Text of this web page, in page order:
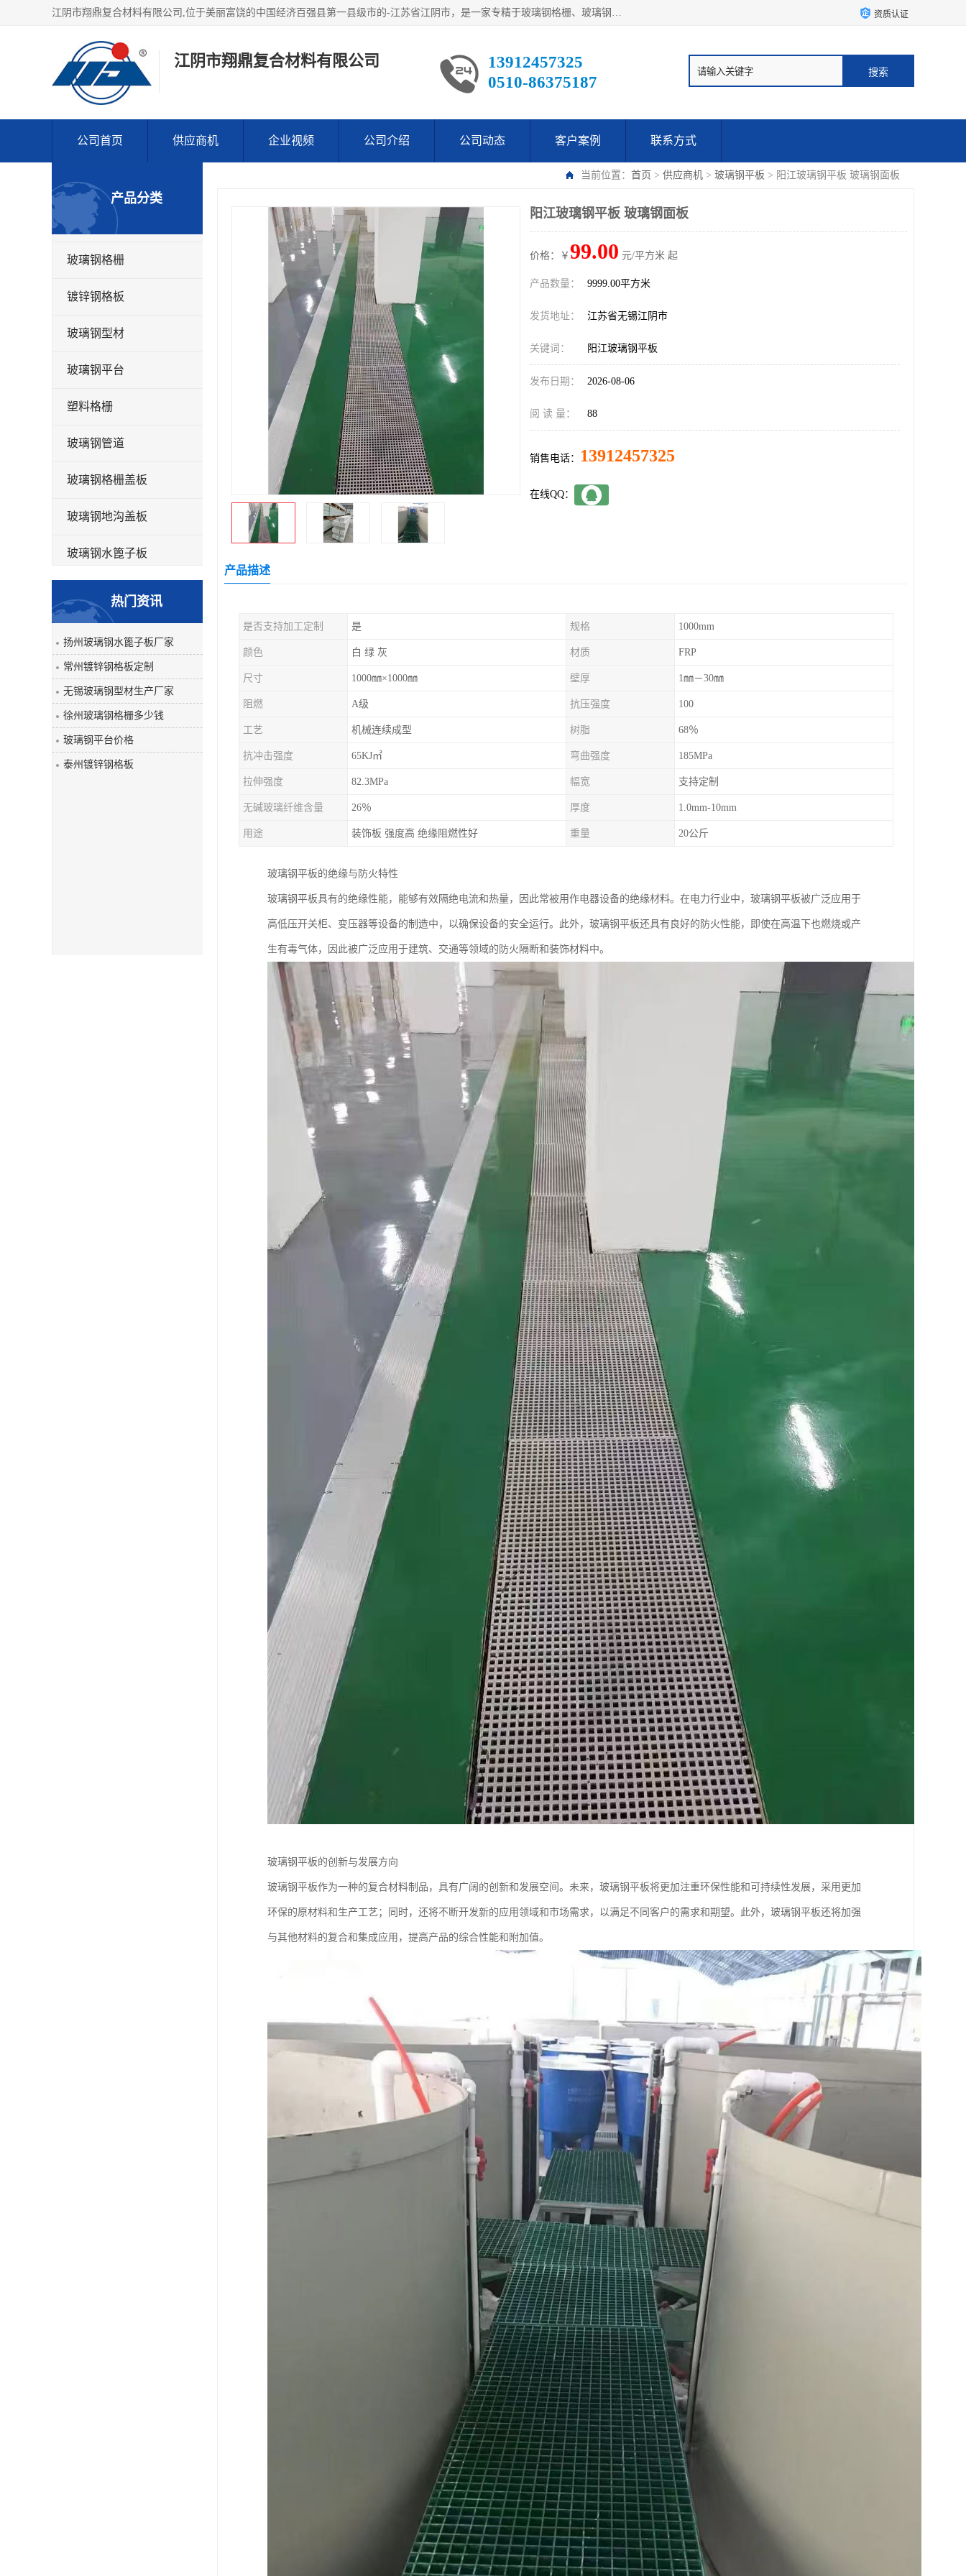
江阴市翔鼎复合材料有限公司,位于美丽富饶的中国经济百强县第一县级市的-江苏省江阴市，是一家专精于玻璃钢格栅、玻璃钢新材料,镀锌钢格板，机械设备生产制造及研发的科技型企业；公司产品已销往了世界多个国家和地区，公司人决心加倍努力愿与广大社会同仁精诚合作共创辉煌！ 资质认证
江阴市翔鼎复合材料有限公司
13912457325
0510-86375187
公司首页 供应商机 企业视频 公司介绍 公司动态 客户案例 联系方式
当前位置： 首页 > 供应商机 > 玻璃钢平板 > 阳江玻璃钢平板 玻璃钢面板
产品分类
玻璃钢格栅
镀锌钢格板
玻璃钢型材
玻璃钢平台
塑料格栅
玻璃钢管道
玻璃钢格栅盖板
玻璃钢地沟盖板
玻璃钢水篦子板
玻璃钢平板
玻璃钢盖板
热门资讯
扬州玻璃钢水篦子板厂家
常州镀锌钢格板定制
无锡玻璃钢型材生产厂家
徐州玻璃钢格栅多少钱
玻璃钢平台价格
泰州镀锌钢格板
阳江玻璃钢平板 玻璃钢面板
价格：￥ 99.00 元/平方米 起
产品数量： 9999.00平方米
发货地址： 江苏省无锡江阴市
关键词： 阳江玻璃钢平板
发布日期： 2026-08-06
阅 读 量： 88
销售电话： 13912457325
在线QQ：
产品描述
是否支持加工定制 是 规格 1000mm
颜色 白 绿 灰 材质 FRP
尺寸 1000㎜×1000㎜ 壁厚 1㎜－30㎜
阻燃 A级 抗压强度 100
工艺 机械连续成型 树脂 68％
抗冲击强度 65KJ㎡ 弯曲强度 185MPa
拉伸强度 82.3MPa 幅宽 支持定制
无碱玻璃纤维含量 26％ 厚度 1.0mm-10mm
用途 装饰板 强度高 绝缘阻燃性好 重量 20公斤
玻璃钢平板的绝缘与防火特性
玻璃钢平板具有的绝缘性能，能够有效隔绝电流和热量，因此常被用作电器设备的绝缘材料。在电力行业中，玻璃钢平板被广泛应用于
高低压开关柜、变压器等设备的制造中，以确保设备的安全运行。此外，玻璃钢平板还具有良好的防火性能，即使在高温下也燃烧或产
生有毒气体，因此被广泛应用于建筑、交通等领域的防火隔断和装饰材料中。
玻璃钢平板的创新与发展方向
玻璃钢平板作为一种的复合材料制品，具有广阔的创新和发展空间。未来，玻璃钢平板将更加注重环保性能和可持续性发展，采用更加
环保的原材料和生产工艺；同时，还将不断开发新的应用领域和市场需求，以满足不同客户的需求和期望。此外，玻璃钢平板还将加强
与其他材料的复合和集成应用，提高产品的综合性能和附加值。